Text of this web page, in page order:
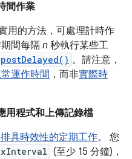
間作業
用的方法，可處理計時作
間每隔 n 秒執行某些工
postDelayed() 。請注意，
運作時間 ，而非實際時
用程式和上傳記錄檔
具時效性的定期工作。 您
(至少 15 分鐘)，